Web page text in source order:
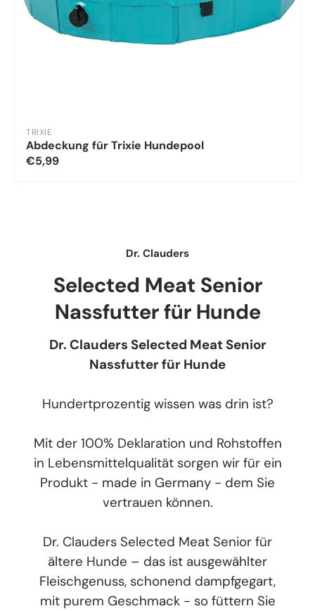
TRIXIE
Abdeckung für Trixie Hundepool
€5,99
Dr. Clauders
Selected Meat Senior
Nassfutter für Hunde
Dr. Clauders Selected Meat Senior
Nassfutter für Hunde
Hundertprozentig wissen was drin ist?
Mit der 100% Deklaration und Rohstoffen
in Lebensmittelqualität sorgen wir für ein
Produkt - made in Germany - dem Sie
vertrauen können.
Dr. Clauders Selected Meat Senior für
ältere Hunde – das ist ausgewählter
Fleischgenuss, schonend dampfgegart,
mit purem Geschmack - so füttern Sie